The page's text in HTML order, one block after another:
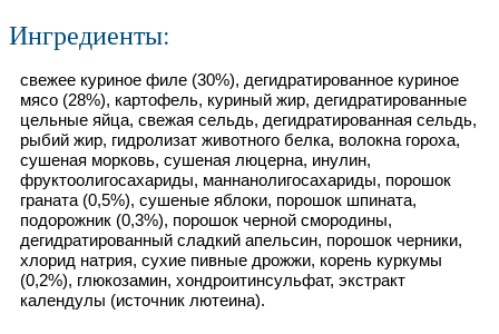
Ингредиенты:
свежее куриное филе (30%), дегидратированное куриное
мясо (28%), картофель, куриный жир, дегидратированные
цельные яйца, свежая сельдь, дегидратированная сельдь,
рыбий жир, гидролизат животного белка, волокна гороха,
сушеная морковь, сушеная люцерна, инулин,
фруктоолигосахариды, маннанолигосахариды, порошок
граната (0,5%), сушеные яблоки, порошок шпината,
подорожник (0,3%), порошок черной смородины,
дегидратированный сладкий апельсин, порошок черники,
хлорид натрия, сухие пивные дрожжи, корень куркумы
(0,2%), глюкозамин, хондроитинсульфат, экстракт
календулы (источник лютеина).